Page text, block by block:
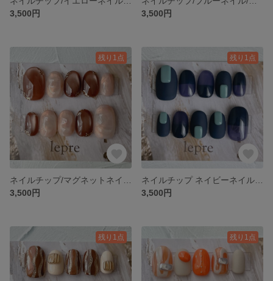
3,500円
3,500円
残り1点
3,500円
残り1点
3,500円
残り1点 残り1点